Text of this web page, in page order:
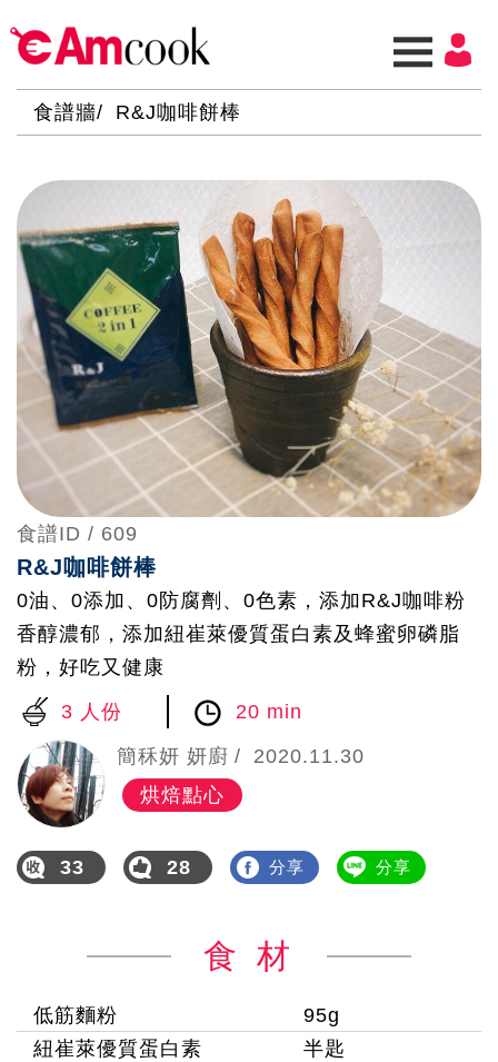
食譜牆 R&J咖啡餅棒
食譜ID / 609
R&J咖啡餅棒
0油、0添加、0防腐劑、0色素，添加R&J咖啡粉
香醇濃郁，添加紐崔萊優質蛋白素及蜂蜜卵磷脂
粉，好吃又健康
3 人份
20 min
簡秝妍 妍廚
2020.11.30
烘焙點心
33 28 分享 分享
食 材
低筋麵粉
95g
紐崔萊優質蛋白素
半匙